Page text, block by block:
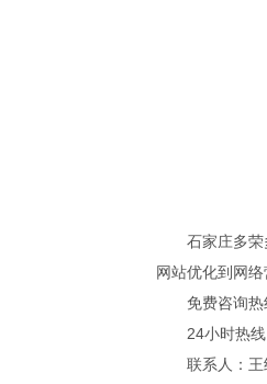
石家庄多荣多
网站优化到网络
免费咨询热
24小时热线
联系人：王